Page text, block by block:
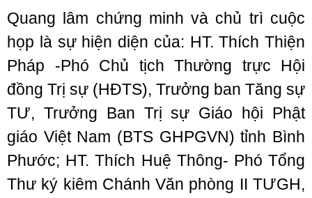
Quang lâm chứng minh và chủ trì cuộc
họp là sự hiện diện của: HT. Thích Thiện
Pháp -Phó Chủ tịch Thường trực Hội
đồng Trị sự (HĐTS), Trưởng ban Tăng sự
TƯ, Trưởng Ban Trị sự Giáo hội Phật
giáo Việt Nam (BTS GHPGVN) tỉnh Bình
Phước; HT. Thích Huệ Thông- Phó Tổng
Thư ký kiêm Chánh Văn phòng II TƯGH,